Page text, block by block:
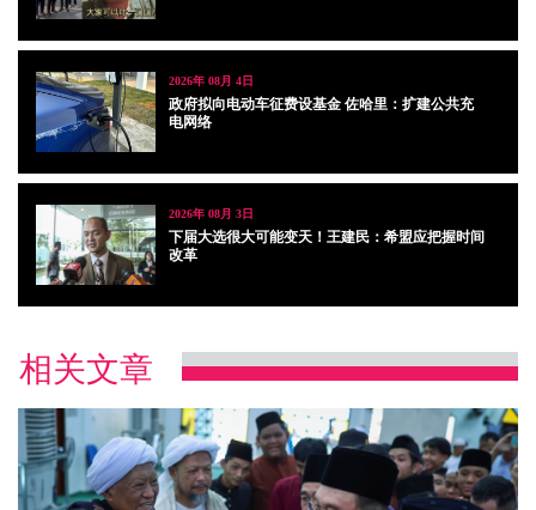
2026年 08月 4日
政府拟向电动车征费设基金 佐哈里：扩建公共充
电网络
2026年 08月 3日
下届大选很大可能变天！王建民：希盟应把握时间
改革
相关文章